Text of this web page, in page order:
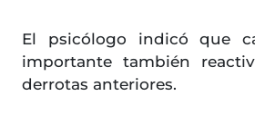
El psicólogo indicó que
importante también
derrotas anteriores.